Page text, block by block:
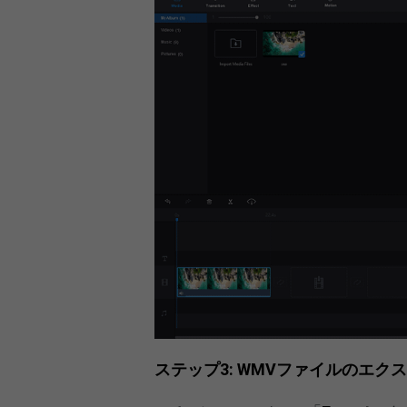
ステップ3: WMVファイルのエク